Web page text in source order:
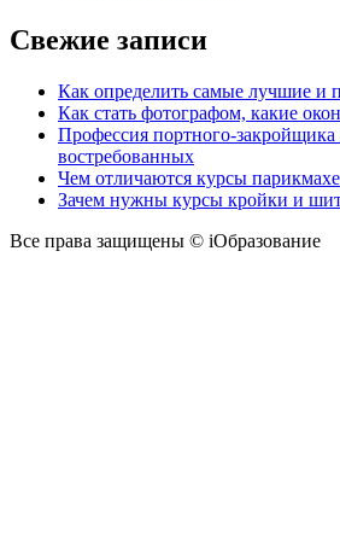
Свежие записи
Как определить самые лучшие и
Как стать фотографом, какие
Профессия портного-
востребованных
Чем отличаются курсы
Зачем нужны курсы кройки и
Все права защищены © iОбразование